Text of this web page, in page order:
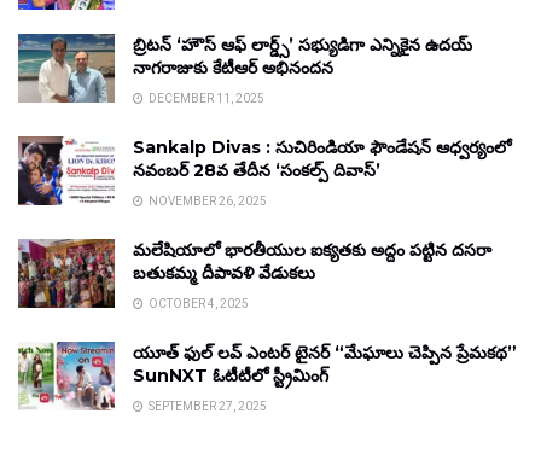
బ్రిటన్ ‘హౌస్ ఆఫ్ లార్డ్స్’ సభ్యుడిగా ఎన్నికైన ఉదయ్
నాగరాజుకు కేటీఆర్ అభినందన
DECEMBER 11, 2025
Sankalp Divas : సుచిరిండియా ఫౌండేషన్ ఆధ్వర్యంలో
నవంబర్ 28వ తేదీన ‘సంకల్ప్ దివాస్’
NOVEMBER 26, 2025
మలేషియాలో భారతీయుల ఐక్యతకు అద్దం పట్టిన దసరా
బతుకమ్మ దీపావళి వేడుకలు
OCTOBER 4, 2025
యూత్ ఫుల్ లవ్ ఎంటర్ టైనర్ “మేఘాలు చెప్పిన ప్రేమకథ”
SunNXT ఓటీటీలో స్ట్రీమింగ్
SEPTEMBER 27, 2025